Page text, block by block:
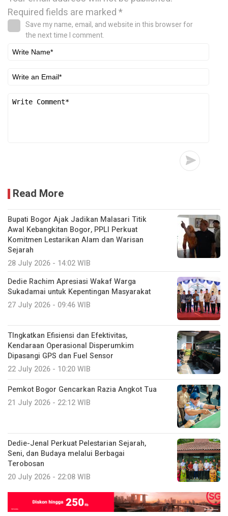
Required fields are marked*
Save my name, email, and website in this browser for
the next time I comment.
Read More
Bupati Bogor Ajak Jadikan Malasari Titik
Awal Kebangkitan Bogor, PPLI Perkuat
Komitmen Lestarikan Alam dan Warisan
Sejarah
28 July 2026 - 14:02 WIB
Dedie Rachim Apresiasi Wakaf Warga
Sukadamai untuk Kepentingan Masyarakat
27 July 2026 - 09:46 WIB
TIngkatkan Efisiensi dan Efektivitas,
Kendaraan Operasional Disperumkim
Dipasangi GPS dan Fuel Sensor
22 July 2026 - 10:20 WIB
Pemkot Bogor Gencarkan Razia Angkot Tua
21 July 2026 - 22:12 WIB
Dedie-Jenal Perkuat Pelestarian Sejarah,
Seni, dan Budaya melalui Berbagai
Terobosan
20 July 2026 - 22:08 WIB